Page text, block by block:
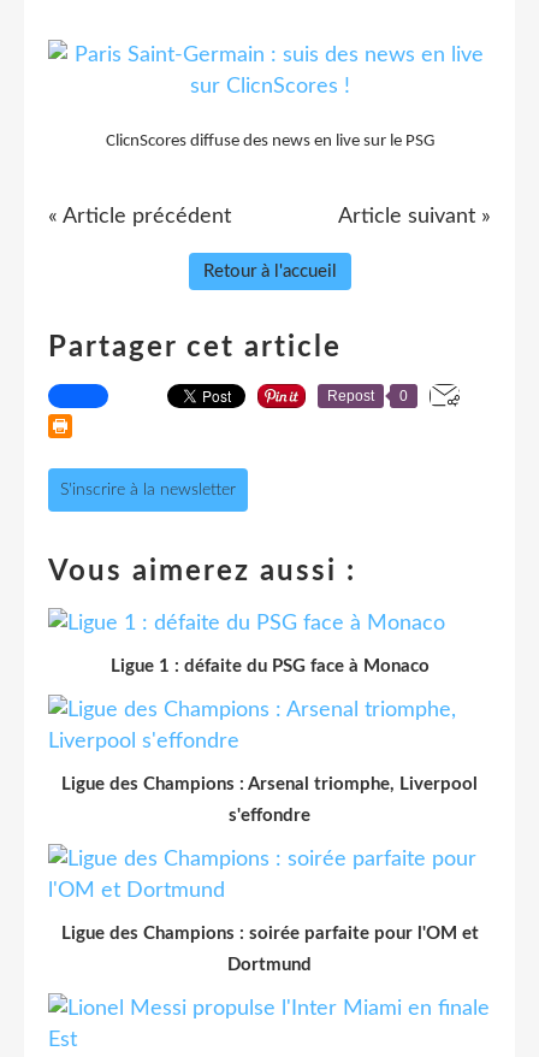
ClicnScores diffuse des news en live sur le PSG
« Article précédent Article suivant »
Retour à l'accueil
Partager cet article
Repost 0
S'inscrire à la newsletter
Vous aimerez aussi :
Ligue 1 : défaite du PSG face à Monaco
Ligue des Champions : Arsenal triomphe, Liverpool
s'effondre
Ligue des Champions : soirée parfaite pour l'OM et
Dortmund